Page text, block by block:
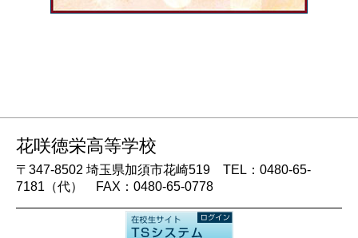
花咲徳栄高等学校
〒347-8502 埼玉県加須市花崎519 TEL：0480-65-
7181（代） FAX：0480-65-0778